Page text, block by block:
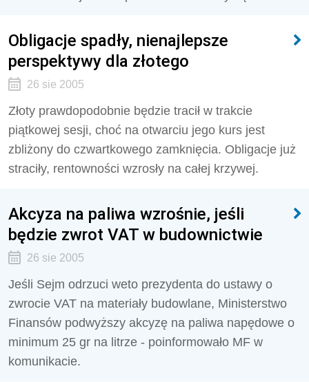
Obligacje spadły, nienajlepsze
perspektywy dla złotego
26 sie 2005
Złoty prawdopodobnie będzie tracił w trakcie
piątkowej sesji, choć na otwarciu jego kurs jest
zbliżony do czwartkowego zamknięcia. Obligacje już
straciły, rentowności wzrosły na całej krzywej.
Akcyza na paliwa wzrośnie, jeśli
będzie zwrot VAT w budownictwie
26 sie 2005
Jeśli Sejm odrzuci weto prezydenta do ustawy o
zwrocie VAT na materiały budowlane, Ministerstwo
Finansów podwyższy akcyzę na paliwa napędowe o
minimum 25 gr na litrze - poinformowało MF w
komunikacie.